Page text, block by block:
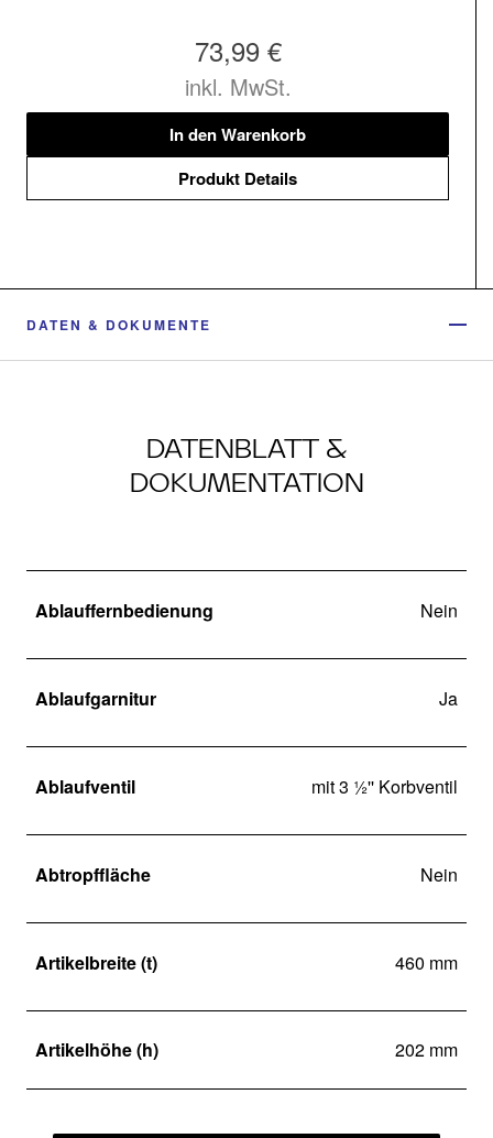
73,99 €
inkl. MwSt.
In den Warenkorb
Produkt Details
DATEN & DOKUMENTE
DATENBLATT &
DOKUMENTATION
Ablauffernbedienung Nein
Ablaufgarnitur Ja
Ablaufventil mit 3 ½'' Korbventil
Abtropffläche Nein
Artikelbreite (t) 460 mm
Artikelhöhe (h) 202 mm